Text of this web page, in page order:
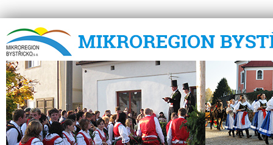
Mikroregion Bystřicko